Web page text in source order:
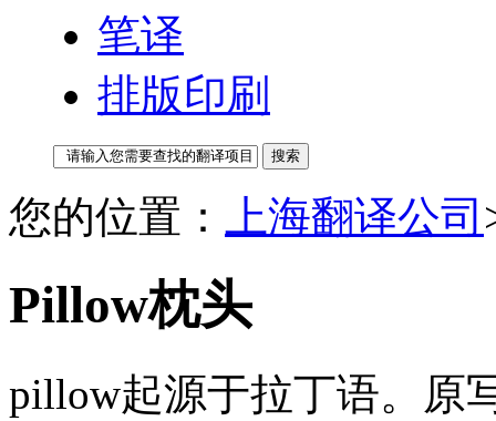
笔译
排版印刷
您的位置： 上海翻译公司
Pillow枕头
pillow起源于拉丁语。原